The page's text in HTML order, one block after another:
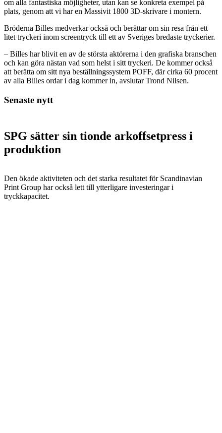
om alla fantastiska möjligheter, utan kan se konkreta exempel på
plats, genom att vi har en Massivit 1800 3D-skrivare i montern.
Bröderna Billes medverkar också och berättar om sin resa från ett
litet tryckeri inom screentryck till ett av Sveriges bredaste tryckerier.
– Billes har blivit en av de största aktörerna i den grafiska branschen
och kan göra nästan vad som helst i sitt tryckeri. De kommer också
att berätta om sitt nya beställningssystem POFF, där cirka 60 procent
av alla Billes ordar i dag kommer in, avslutar Trond Nilsen.
Senaste nytt
SPG sätter sin tionde arkoffsetpress i
produktion
Den ökade aktiviteten och det starka resultatet för Scandinavian
Print Group har också lett till ytterligare investeringar i
tryckkapacitet.